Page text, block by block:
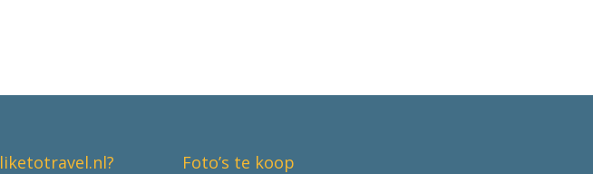
Foto’s te koop